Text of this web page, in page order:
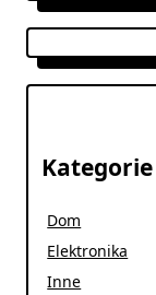
Kategorie
Dom
Elektronika
Inne